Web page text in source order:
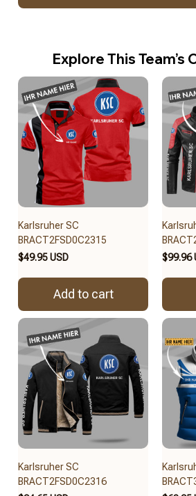
Explore This Team’s
Karlsruher SC
BRACT2FSD0C2315
$49.95 USD
Add to cart
$99.96
Karlsruher SC
BRACT2FSD0C2316